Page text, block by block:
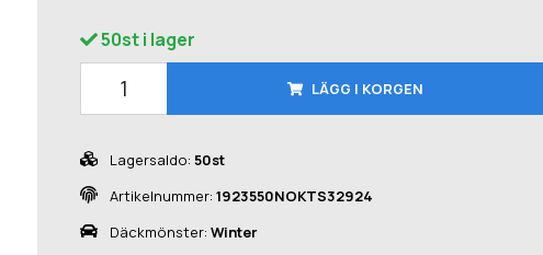
50st i lager
LÄGG I KORGEN
Lagersaldo: 50st
Artikelnummer: 1923550NOKTS32924
Däckmönster: Winter